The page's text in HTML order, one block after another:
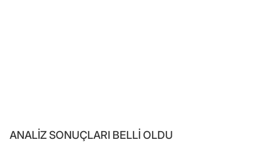
ANALİZ SONUÇLARI BELLİ OLDU